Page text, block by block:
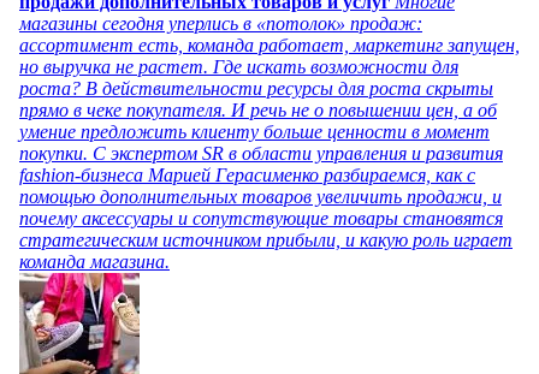
магазины сегодня уперлись в «потолок» продаж:
ассортимент есть, команда работает, маркетинг запущен,
но выручка не растет. Где искать возможности для
роста? В действительности ресурсы для роста скрыты
прямо в чеке покупателя. И речь не о повышении цен, а об
умение предложить клиенту больше ценности в момент
покупки. С экспертом SR в области управления и развития
fashion-бизнеса Марией Герасименко разбираемся, как с
помощью дополнительных товаров увеличить продажи, и
почему аксессуары и сопутствующие товары становятся
стратегическим источником прибыли, и какую роль играет
команда магазина.